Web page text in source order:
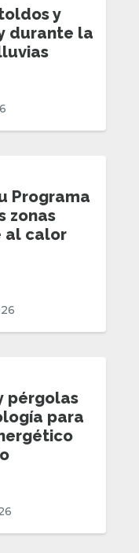
y
durante la
Programa
zonas
al calor
pérgolas
para